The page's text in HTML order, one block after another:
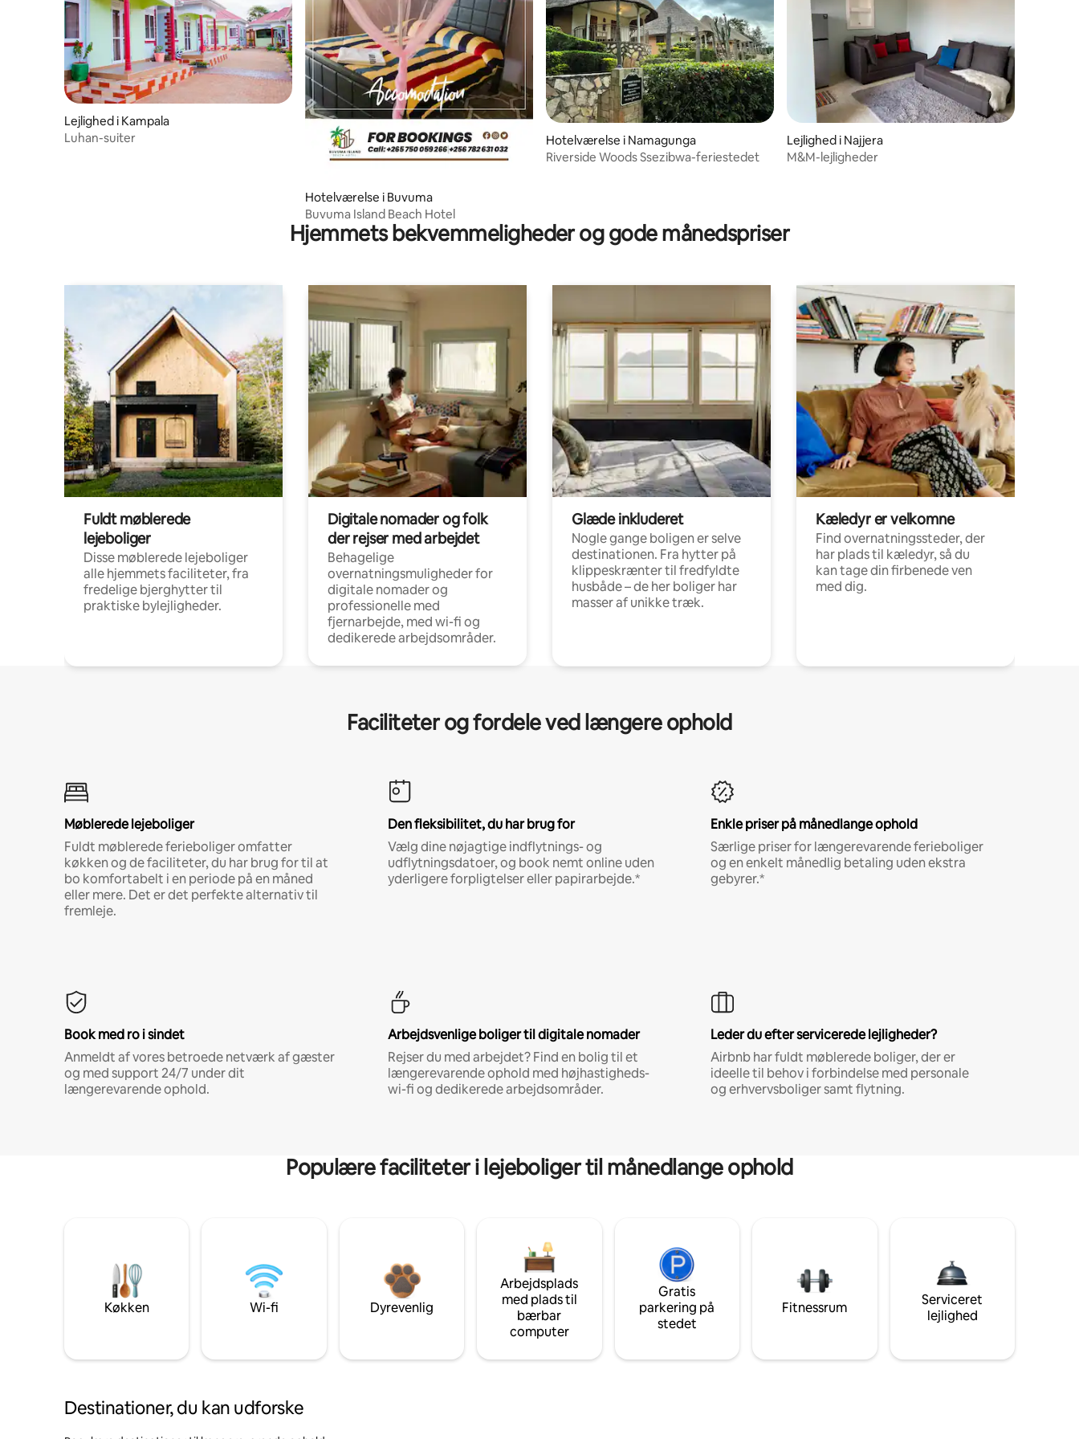
Lejlighed i Kampala
Luhan-suiter
Hotelværelse i Buvuma
Buvuma Island Beach Hotel
Hotelværelse i Namagunga
Riverside Woods Ssezibwa-feriestedet
Lejlighed i Najjera
M&M-lejligheder
Hjemmets bekvemmeligheder og gode månedspriser
Fuldt møblerede
lejeboliger
Disse møblerede lejeboliger
alle hjemmets faciliteter, fra
fredelige bjerghytter til
praktiske bylejligheder.
Digitale nomader og folk
der rejser med arbejdet
Behagelige
overnatningsmuligheder for
digitale nomader og
professionelle med
fjernarbejde, med wi-fi og
dedikerede arbejdsområder.
Glæde inkluderet
Nogle gange boligen er selve
destinationen. Fra hytter på
klippeskrænter til fredfyldte
husbåde – de her boliger har
masser af unikke træk.
Kæledyr er velkomne
Find overnatningssteder, der
har plads til kæledyr, så du
kan tage din firbenede ven
med dig.
Faciliteter og fordele ved længere ophold
Møblerede lejeboliger
Fuldt møblerede ferieboliger omfatter
køkken og de faciliteter, du har brug for til at
bo komfortabelt i en periode på en måned
eller mere. Det er det perfekte alternativ til
fremleje.
Den fleksibilitet, du har brug for
Vælg dine nøjagtige indflytnings- og
udflytningsdatoer, og book nemt online uden
yderligere forpligtelser eller papirarbejde.*
Enkle priser på månedlange ophold
Særlige priser for længerevarende ferieboliger
og en enkelt månedlig betaling uden ekstra
gebyrer.*
Book med ro i sindet
Anmeldt af vores betroede netværk af gæster
og med support 24/7 under dit
længerevarende ophold.
Arbejdsvenlige boliger til digitale nomader
Rejser du med arbejdet? Find en bolig til et
længerevarende ophold med højhastigheds-
wi-fi og dedikerede arbejdsområder.
Leder du efter servicerede lejligheder?
Airbnb har fuldt møblerede boliger, der er
ideelle til behov i forbindelse med personale
og erhvervsboliger samt flytning.
Populære faciliteter i lejeboliger til månedlange ophold
Køkken Wi-fi Dyrevenlig
Arbejdsplads
med plads til
bærbar
computer
Gratis
parkering på
stedet
Fitnessrum
Serviceret
lejlighed
Destinationer, du kan udforske